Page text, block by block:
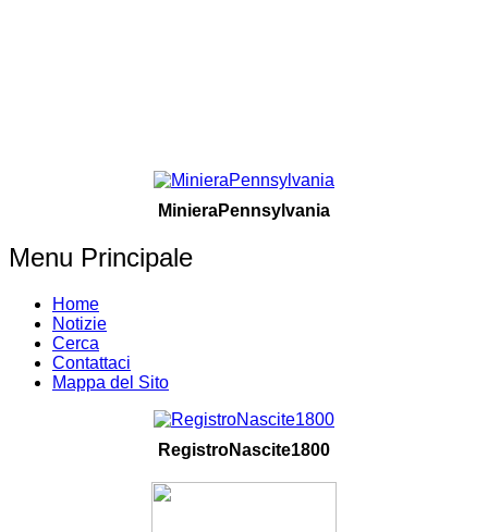
MinieraPennsylvania
Menu Principale
Home
Notizie
Cerca
Contattaci
Mappa del Sito
RegistroNascite1800